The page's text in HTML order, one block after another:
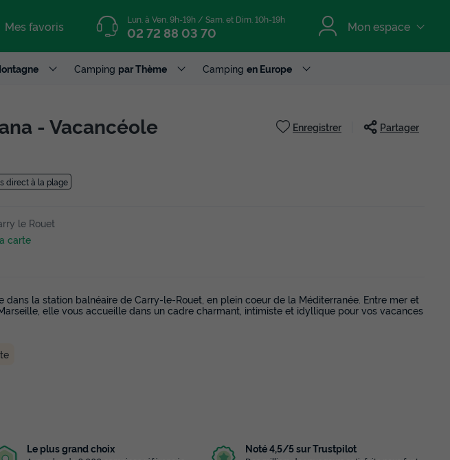
Mes favoris Lun. à Ven. 9h-19h / Sam. et Dim. 10h-19h
02 72 88 03 70 Mon espace
Camping par Thème Camping en Europe
- Vacancéole Enregistrer Partager
direct à la plage
le Rouet
carte
dans la station balnéaire de Carry-le-Rouet, en plein coeur de la Méditerranée. Entre mer et
elle vous accueille dans un cadre charmant, intimiste et idyllique pour vos vacances
Le plus grand choix Noté 4,5/5 sur Trustpilot